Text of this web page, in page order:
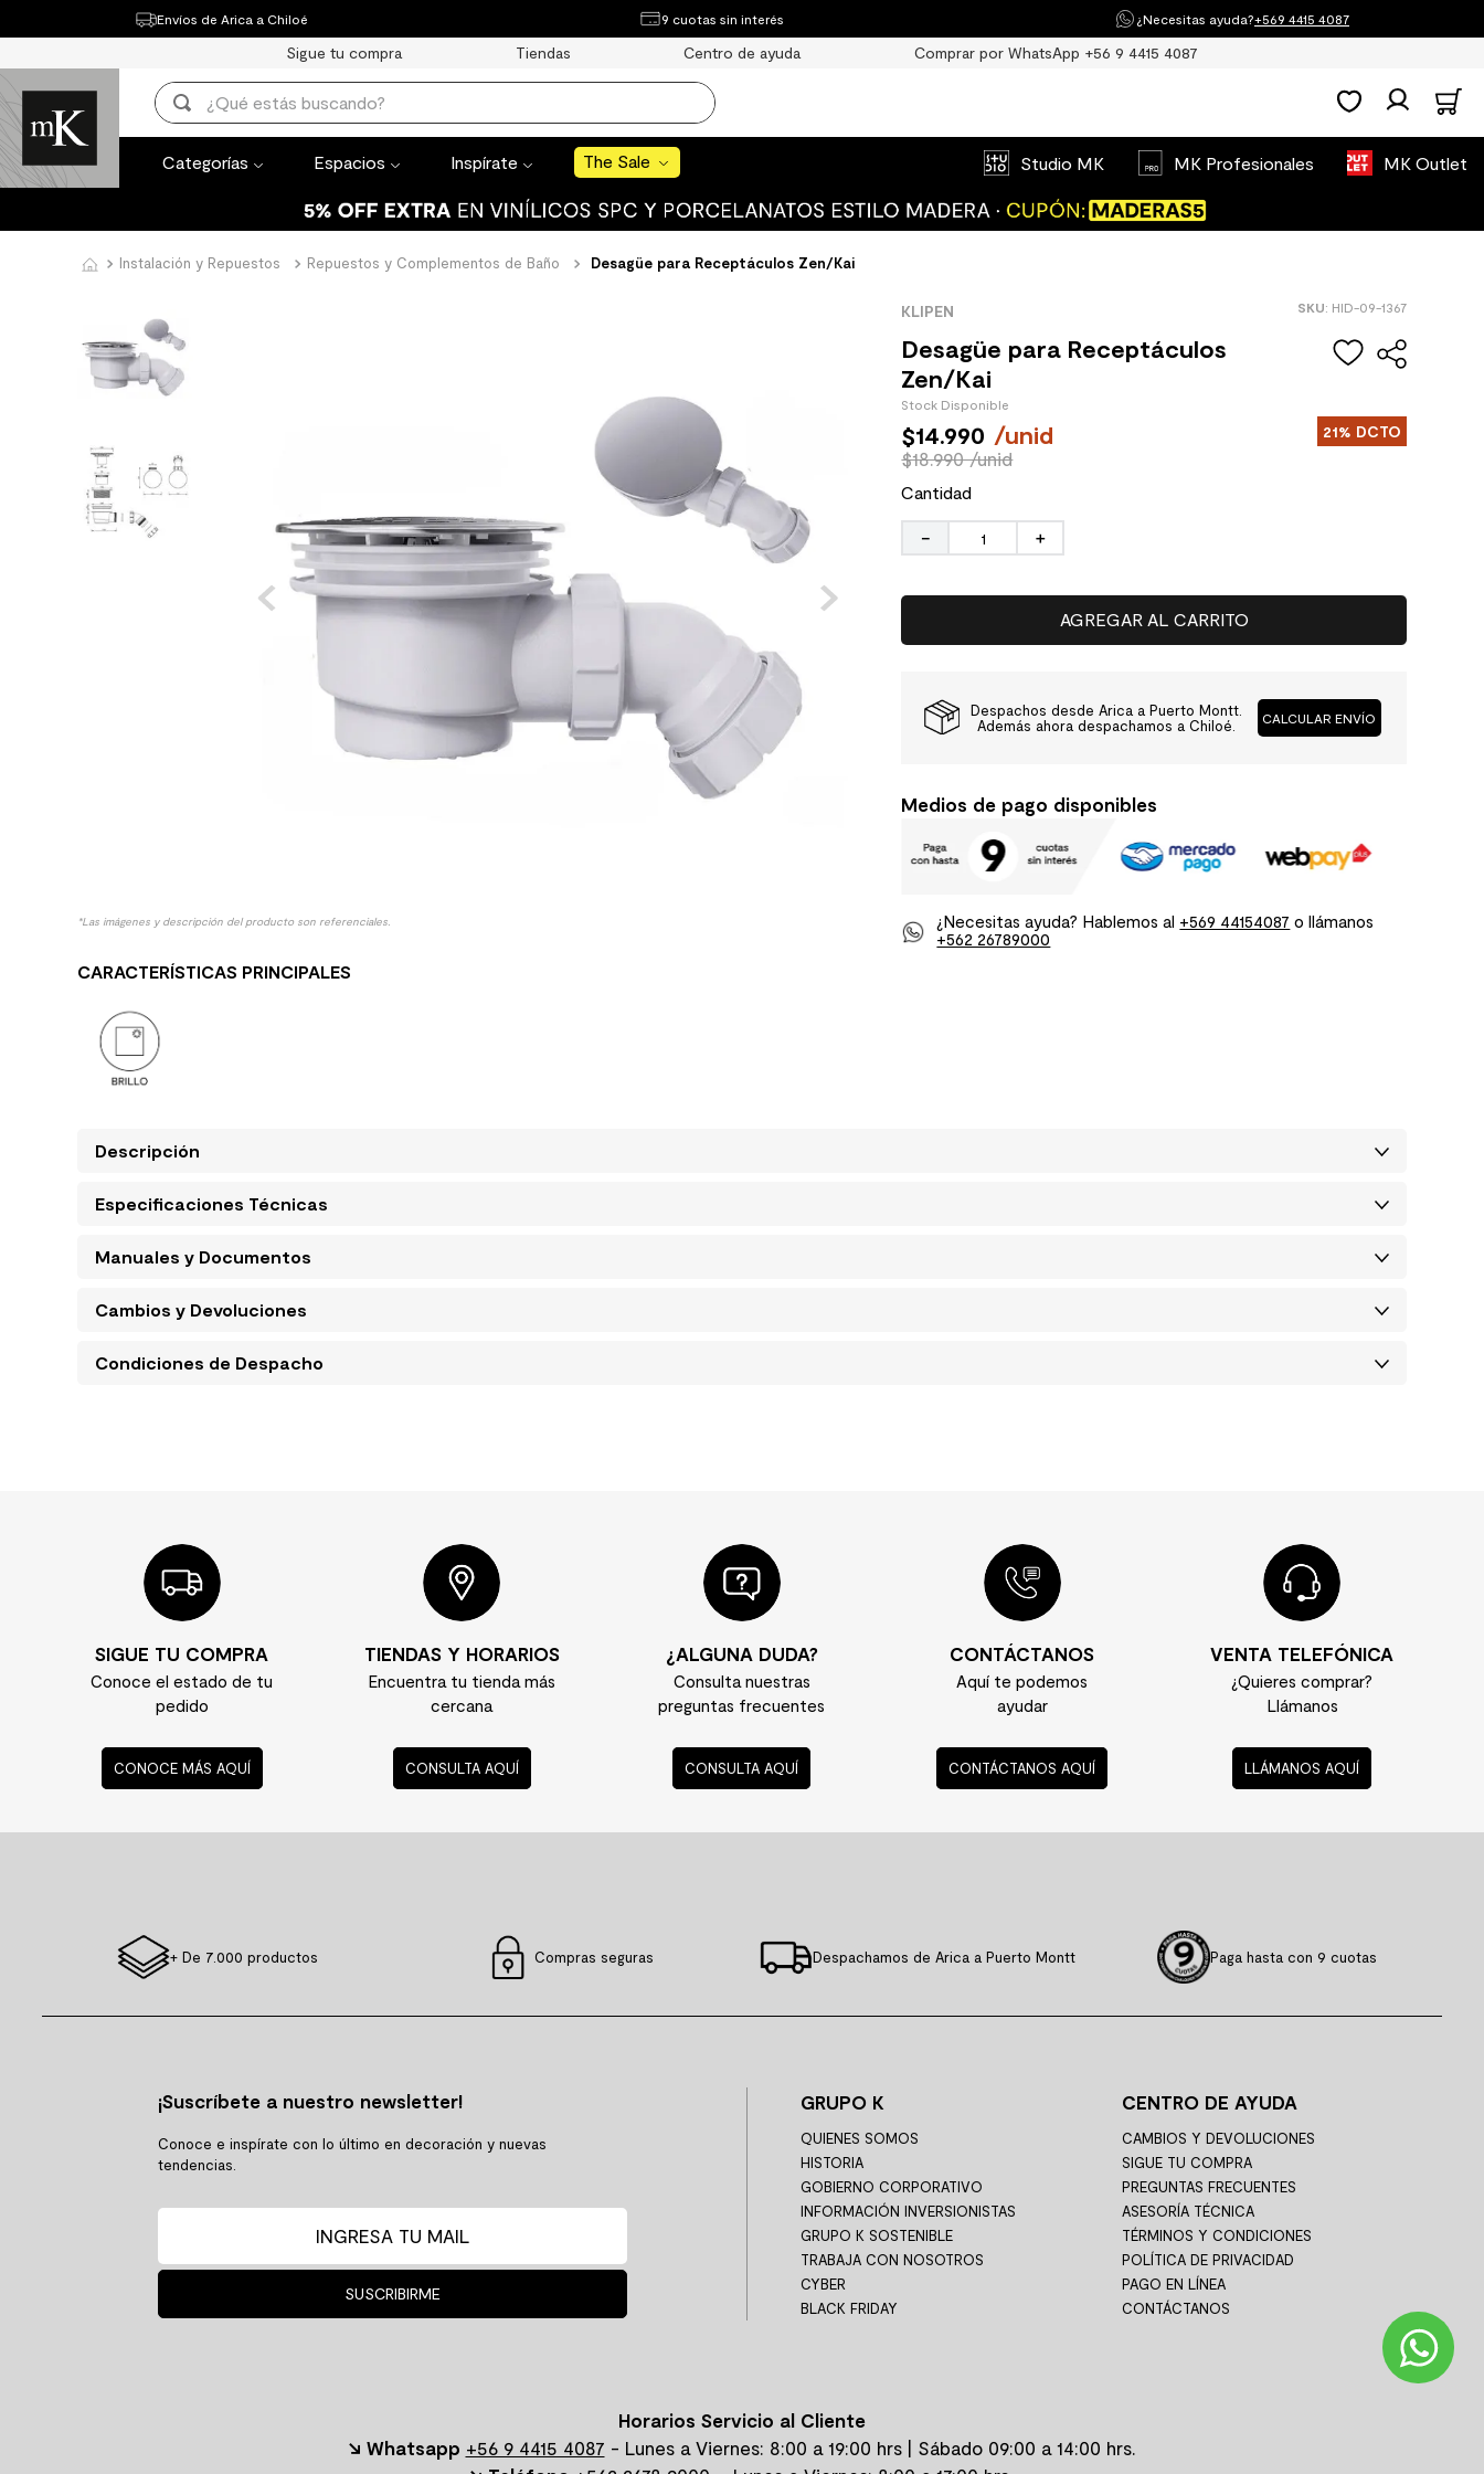
Envíos de Arica a Chiloé 9 cuotas sin interés ¿Necesitas ayuda?+569 4415 4087
Sigue tu compra Tiendas Centro de ayuda Comprar por WhatsApp +56 9 4415 4087
¿Qué estás buscando?
3. lavaplatos
5. ceramica muro
6. porcelanato mate
receptaculo
9. spc
10. columna ducha
Categorías Espacios Inspírate The Sale Studio MK MK Profesionales MK Outlet
Categorías Espacios Inspírate The Sale
¿Qué estás buscando?
TÉRMINOS MÁS BUSCADOS
1. mueble baño
2 mampara
4. espejo
5. ceramica muro
Instalación y Repuestos Repuestos y Complementos de Baño Desagüe para Receptáculos Zen/Kai
*Las imágenes y descripción del producto son referenciales.
CARACTERÍSTICAS PRINCIPALES
KLIPEN : HID-09-1367
Desagüe para Receptáculos
Zen/Kai
Stock Disponible
$14.990 /unid 21% DCTO
$18.990 /unid
Cantidad
＋
－
AGREGAR AL CARRITO
Despachos desde Arica a Puerto Montt.
Además ahora despachamos a Chiloé.
CALCULAR ENVÍO
Medios de pago disponibles
¿Necesitas ayuda? Hablemos al +569 44154087 o llámanos
+562 26789000
Descripción
Especificaciones Técnicas
Manuales y Documentos
Cambios y Devoluciones
Condiciones de Despacho
SIGUE TU COMPRA
Conoce el estado de tu
pedido
CONOCE MÁS AQUÍ
TIENDAS Y HORARIOS
Encuentra tu tienda más
cercana
CONSULTA AQUÍ
¿ALGUNA DUDA?
Consulta nuestras
preguntas frecuentes
CONSULTA AQUÍ
CONTÁCTANOS
Aquí te podemos
ayudar
CONTÁCTANOS AQUÍ
VENTA TELEFÓNICA
¿Quieres comprar?
Llámanos
LLÁMANOS AQUÍ
+ De 7.000 productos Compras seguras Despachamos de Arica a Puerto Montt Paga hasta con 9 cuotas
¡Suscríbete a nuestro newsletter!
Conoce e inspírate con lo último en decoración y nuevas
tendencias.
SUSCRIBIRME
GRUPO K
QUIENES SOMOS
HISTORIA
GOBIERNO CORPORATIVO
INFORMACIÓN INVERSIONISTAS
GRUPO K SOSTENIBLE
TRABAJA CON NOSOTROS
CYBER
BLACK FRIDAY
CENTRO DE AYUDA
CAMBIOS Y DEVOLUCIONES
SIGUE TU COMPRA
PREGUNTAS FRECUENTES
ASESORÍA TÉCNICA
TÉRMINOS Y CONDICIONES
POLÍTICA DE PRIVACIDAD
PAGO EN LÍNEA
CONTÁCTANOS
Horarios Servicio al Cliente
↘ Whatsapp +56 9 4415 4087 - Lunes a Viernes: 8:00 a 19:00 hrs | Sábado 09:00 a 14:00 hrs.